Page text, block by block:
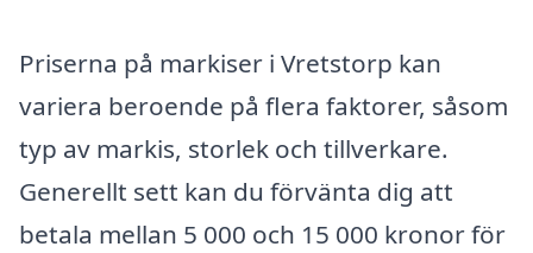
Priserna på markiser i Vretstorp kan
variera beroende på flera faktorer, såsom
typ av markis, storlek och tillverkare.
Generellt sett kan du förvänta dig att
betala mellan 5 000 och 15 000 kronor för